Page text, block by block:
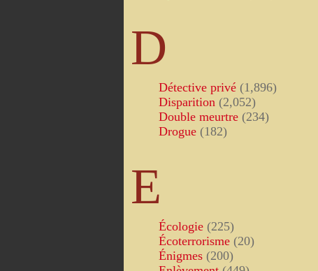
D
Détective privé (1,896)
Disparition (2,052)
Double meurtre (234)
Drogue (182)
E
Écologie (225)
Écoterrorisme (20)
Énigmes (200)